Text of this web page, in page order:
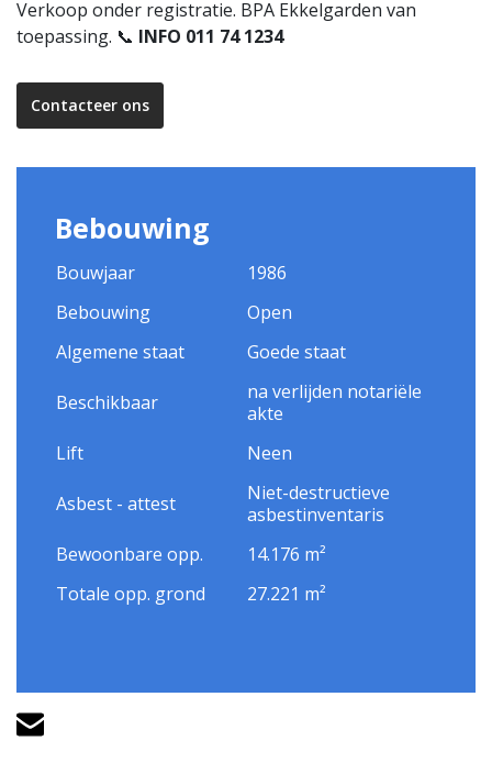
Verkoop onder registratie. BPA Ekkelgarden van
toepassing. 📞 INFO 011 74 1234
Contacteer ons
Bebouwing
Bouwjaar
1986
Bebouwing
Open
Algemene staat
Goede staat
Beschikbaar
na verlijden notariële
akte
Lift
Neen
Asbest - attest
Niet-destructieve
asbestinventaris
Bewoonbare opp.
14.176 m²
Totale opp. grond
27.221 m²